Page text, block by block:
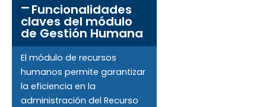
Funcionalidades
claves del módulo
de Gestión Humana
El módulo de recursos
humanos permite garantizar
la eficiencia en la
administración del Recurso